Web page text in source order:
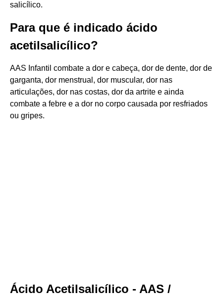
salicílico.
Para que é indicado ácido
acetilsalicílico?
AAS Infantil combate a dor e cabeça, dor de dente, dor de
garganta, dor menstrual, dor muscular, dor nas
articulações, dor nas costas, dor da artrite e ainda
combate a febre e a dor no corpo causada por resfriados
ou gripes.
Ácido Acetilsalicílico - AAS /